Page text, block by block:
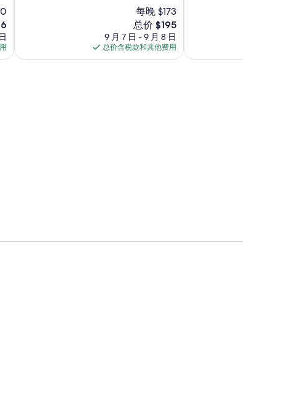
46
每晚 $173
新
价
格
$195
总价 $195
9 月 7 日 - 9 月 8 日
总价含税款和其他费用
27